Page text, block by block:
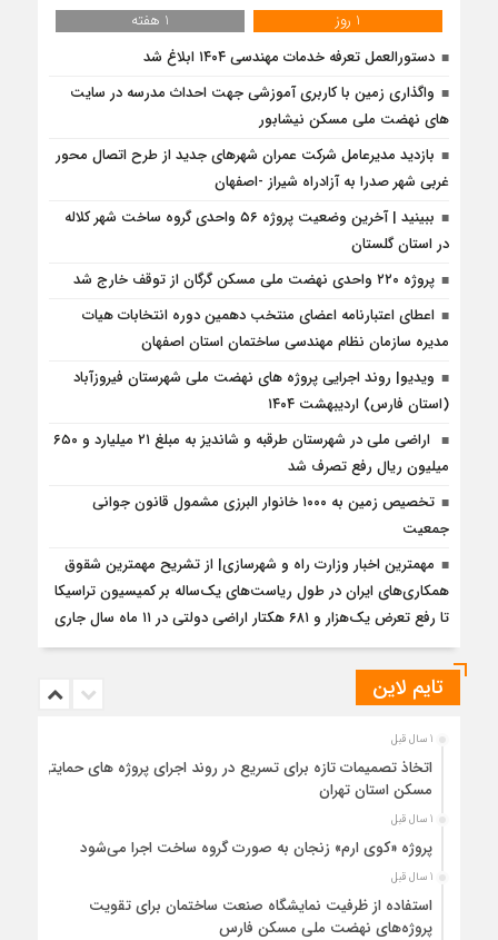
1 روز
1 هفته
دستورالعمل تعرفه خدمات مهندسی ۱۴۰۴ ابلاغ شد
واگذاری زمین با کاربری آموزشی جهت احداث مدرسه در سایت
های نهضت ملی مسکن نیشابور
بازدید مدیرعامل شرکت عمران شهرهای جدید از طرح اتصال محور
غربی شهر صدرا به آزادراه شیراز -اصفهان
ببینید | آخرین وضعیت پروژه ۵۶ واحدی گروه ساخت شهر کلاله
در استان گلستان
پروژه ۲۲۰ واحدی نهضت ملی مسکن گرگان از توقف خارج شد
اعطای اعتبارنامه اعضای منتخب دهمین دوره انتخابات هیات
مدیره سازمان نظام مهندسی ساختمان استان اصفهان
ویدیو| روند اجرایی پروژه های نهضت ملی شهرستان فیروزآباد
(استان فارس) اردیبهشت ۱۴۰۴
اراضی ملی در شهرستان طرقبه و شاندیز به مبلغ ۲۱ میلیارد و ۶۵۰
میلیون ریال رفع تصرف شد
تخصیص زمین به ۱۰۰۰ خانوار البرزی مشمول قانون جوانی
جمعیت
مهمترین اخبار وزارت راه و شهرسازی| از تشریح مهمترین شقوق
همکاری‌های ایران در طول ریاست‌های یک‌ساله بر کمیسیون تراسیکا
تا رفع تعرض یک‌هزار و ۶۸۱ هکتار اراضی دولتی در ۱۱ ماه سال جاری
تایم لاین
1 سال قبل
اتخاذ تصمیمات تازه برای تسریع در روند اجرای پروژه های حمایتی
مسکن استان تهران
1 سال قبل
پروژه «کوی ارم» زنجان به صورت گروه ساخت اجرا می‌شود
1 سال قبل
استفاده از ظرفیت نمایشگاه صنعت ساختمان برای تقویت
پروژه‌های نهضت ملی مسکن فارس